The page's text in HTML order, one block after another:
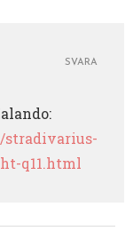
stradivarius-
q11.html
SVARA